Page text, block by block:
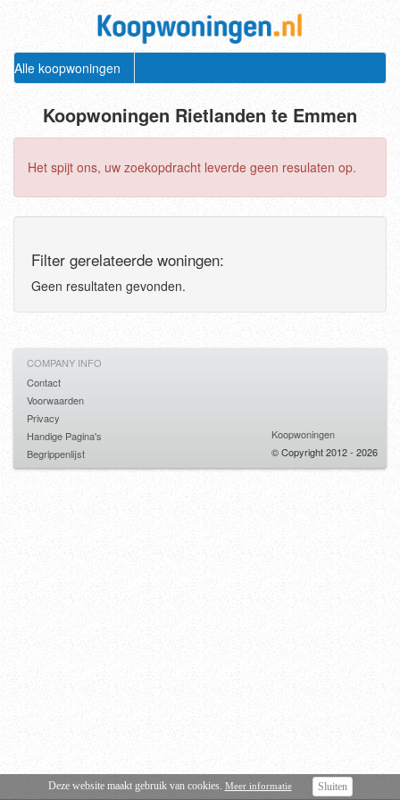
Alle koopwoningen
Koopwoningen Rietlanden te Emmen
Het spijt ons, uw zoekopdracht leverde geen resulaten op.
Filter gerelateerde woningen:
Geen resultaten gevonden.
Deze website maakt gebruik van cookies. Meer informatie Sluiten
COMPANY INFO
Contact
Voorwaarden
Privacy
Handige Pagina's
Begrippenlijst
Koopwoningen
© Copyright 2012 - 2026